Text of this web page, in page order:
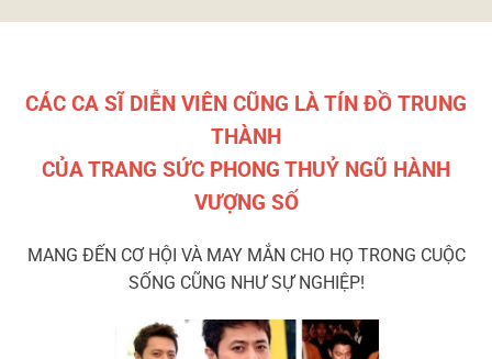
CÁC CA SĨ DIỄN VIÊN CŨNG LÀ TÍN ĐỒ TRUNG
THÀNH
CỦA TRANG SỨC PHONG THUỶ NGŨ HÀNH
VƯỢNG SỐ
MANG ĐẾN CƠ HỘI VÀ MAY MẮN CHO HỌ TRONG CUỘC
SỐNG CŨNG NHƯ SỰ NGHIỆP!